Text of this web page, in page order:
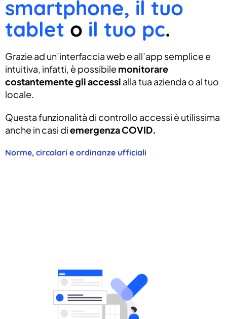
smartphone, il tuo
tablet o il tuo pc.
Grazie ad un’interfaccia web e all’app semplice e
intuitiva, infatti, è possibile monitorare
costantemente gli accessi alla tua azienda o al tuo
locale.
Questa funzionalità di controllo accessi è utilissima
anche in casi diemergenza COVID.
Norme, circolari e ordinanze ufficiali